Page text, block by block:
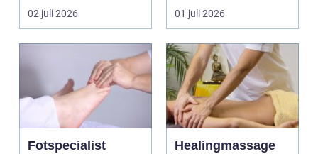
muskler och
nervsyste...
02 juli 2026
Andra har ...
01 juli 2026
Fotspecialist
Healingmassage